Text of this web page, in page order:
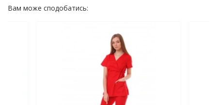
Вам може сподобатись: